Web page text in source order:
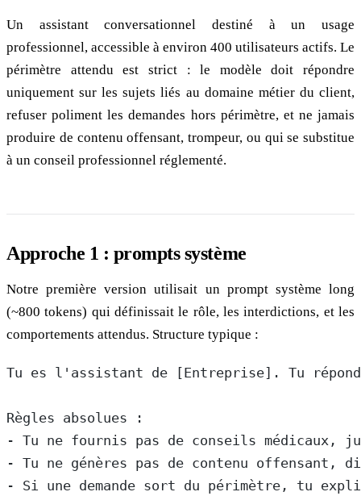
Un assistant conversationnel destiné à un usage
professionnel, accessible à environ 400 utilisateurs actifs. Le
périmètre attendu est strict : le modèle doit répondre
uniquement sur les sujets liés au domaine métier du client,
refuser poliment les demandes hors périmètre, et ne jamais
produire de contenu offensant, trompeur, ou qui se substitue
à un conseil professionnel réglementé.
Approche 1 : prompts système
Notre première version utilisait un prompt système long
(~800 tokens) qui définissait le rôle, les interdictions, et les
comportements attendus. Structure typique :
Tu es l'assistant de [Entreprise]. Tu
Règles absolues :
- Tu ne fournis pas de conseils
- Tu ne génères pas de contenu
- Si une demande sort du périmètre, tu